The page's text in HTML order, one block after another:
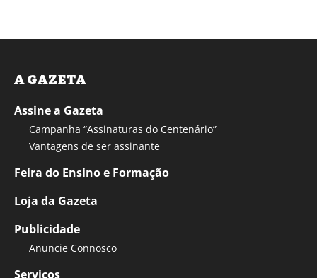
A GAZETA
Assine a Gazeta
Campanha “Assinaturas do Centenário”
Vantagens de ser assinante
Feira do Ensino e Formação
Loja da Gazeta
Publicidade
Anuncie Connosco
Serviços